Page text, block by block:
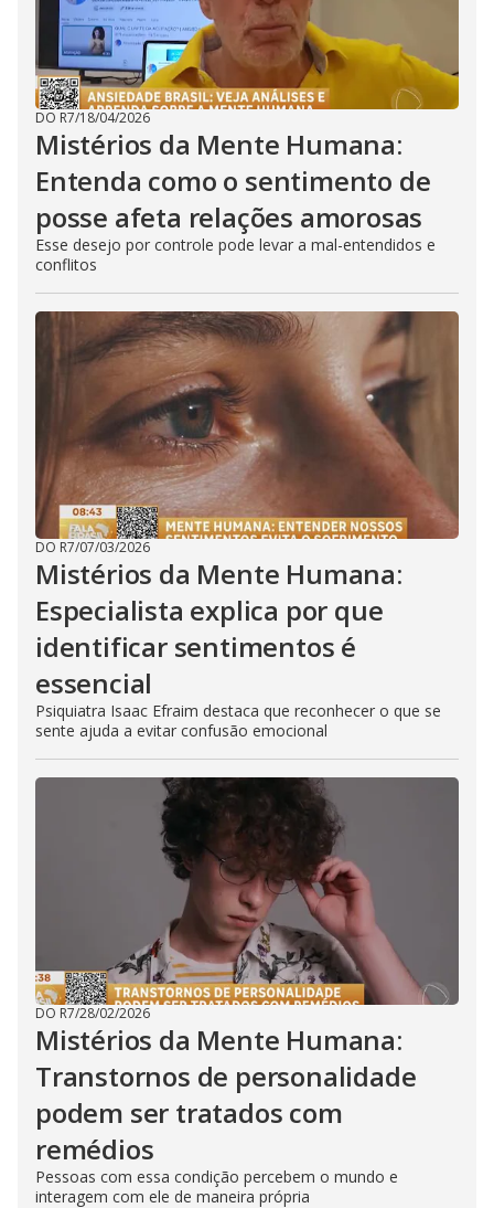
DO R7/18/04/2026
Mistérios da Mente Humana:
Entenda como o sentimento de
posse afeta relações amorosas
Esse desejo por controle pode levar a mal-entendidos e
conflitos
DO R7/07/03/2026
Mistérios da Mente Humana:
Especialista explica por que
identificar sentimentos é
essencial
Psiquiatra Isaac Efraim destaca que reconhecer o que se
sente ajuda a evitar confusão emocional
DO R7/28/02/2026
Mistérios da Mente Humana:
Transtornos de personalidade
podem ser tratados com
remédios
Pessoas com essa condição percebem o mundo e
interagem com ele de maneira própria